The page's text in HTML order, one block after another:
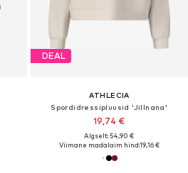
DEAL
ATHLECIA
Spordidressipluusid 'Jillnana'
19,74 €
Algselt: 54,90 €
Viimane madalaim hind:19,16 €